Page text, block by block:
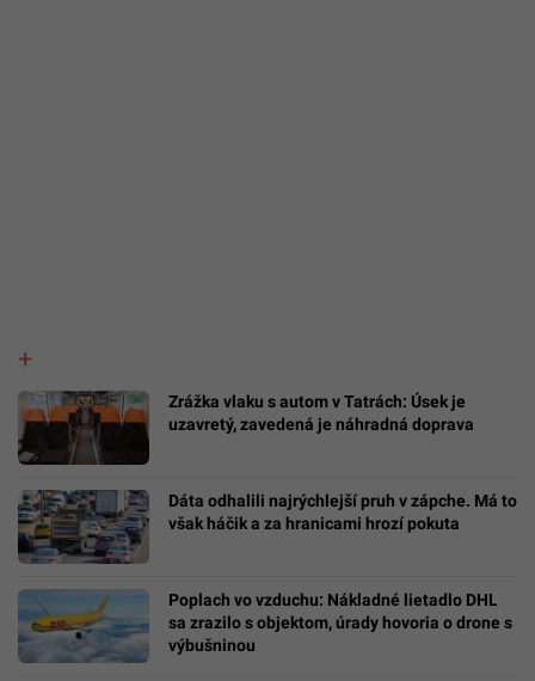
Zrážka vlaku s autom v Tatrách: Úsek je
uzavretý, zavedená je náhradná doprava
Dáta odhalili najrýchlejší pruh v zápche. Má to
však háčik a za hranicami hrozí pokuta
Poplach vo vzduchu: Nákladné lietadlo DHL
sa zrazilo s objektom, úrady hovoria o drone s
výbušninou